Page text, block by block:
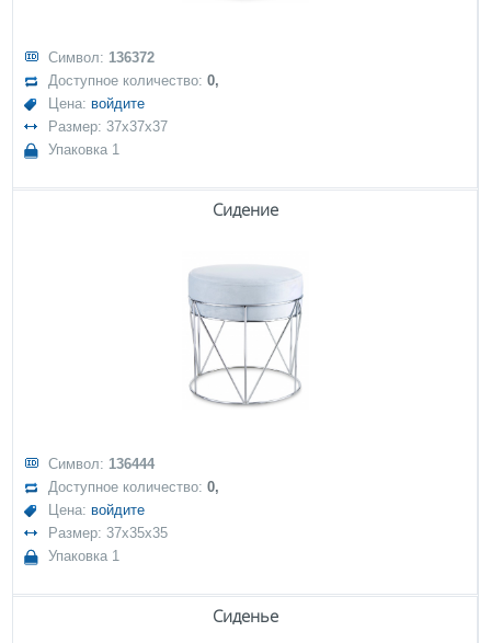
Символ: 136372
Доступное количество:0,
Цена: войдите
Размер: 37x37x37
Упаковка 1
Сидение
Символ: 136444
Доступное количество:0,
Цена: войдите
Размер: 37x35x35
Упаковка 1
Сиденье